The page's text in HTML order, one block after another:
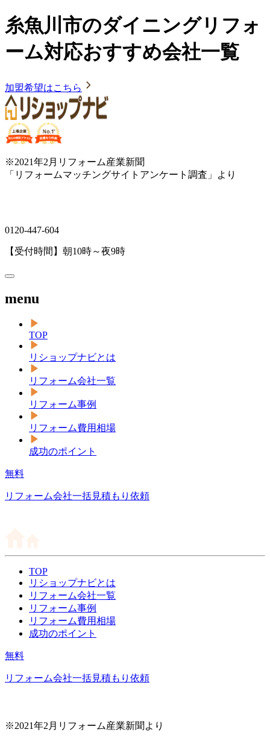
糸魚川市のダイニングリフォ
ーム対応おすすめ会社一覧
加盟希望はこちら
※2021年2月リフォーム産業新聞
「リフォームマッチングサイトアンケート調査」より
0120-447-604
【受付時間】朝10時～夜9時
menu
TOP
リショップナビとは
リフォーム会社一覧
リフォーム事例
リフォーム費用相場
成功のポイント
無料
リフォーム会社一括見積もり依頼
TOP
リショップナビとは
リフォーム会社一覧
リフォーム事例
リフォーム費用相場
成功のポイント
無料
リフォーム会社一括見積もり依頼
※2021年2月リフォーム産業新聞より